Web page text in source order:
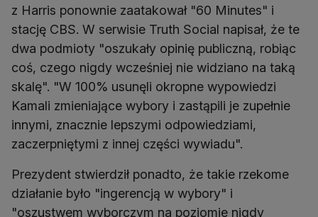
z Harris ponownie zaatakował "60 Minutes" i
stację CBS. W serwisie Truth Social napisał, że te
dwa podmioty "oszukały opinię publiczną, robiąc
coś, czego nigdy wcześniej nie widziano na taką
skalę". "W 100% usunęli okropne wypowiedzi
Kamali zmieniające wybory i zastąpili je zupełnie
innymi, znacznie lepszymi odpowiedziami,
zaczerpniętymi z innej części wywiadu".
Prezydent stwierdził ponadto, że takie rzekome
działanie było "ingerencją w wybory" i
"oszustwem wyborczym na poziomie nigdy